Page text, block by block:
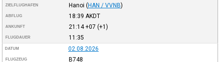
ZIELFLUGHAFEN Hanoi (HAN / VVNB)
ABFLUG 18:39 AKDT
ANKUNFT 21:14+07 (+1)
FLUGDAUER 11:35
DATUM 02.08.2026
FLUGZEUG B748